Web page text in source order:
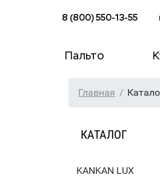
8 (800) 550-13-55
Пальто
Главная
КАТАЛОГ
KANKAN LUX